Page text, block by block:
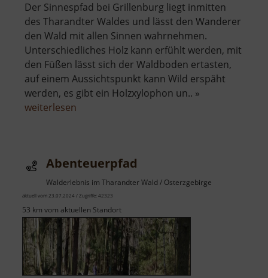
Der Sinnespfad bei Grillenburg liegt inmitten
des Tharandter Waldes und lässt den Wanderer
den Wald mit allen Sinnen wahrnehmen.
Unterschiedliches Holz kann erfühlt werden, mit
den Füßen lässt sich der Waldboden ertasten,
auf einem Aussichtspunkt kann Wild erspäht
werden, es gibt ein Holzxylophon un.. »
weiterlesen
Abenteuerpfad
Walderlebnis im Tharandter Wald / Osterzgebirge
aktuell vom 23.07.2024 / Zugriffe: 42323
53 km vom aktuellen Standort